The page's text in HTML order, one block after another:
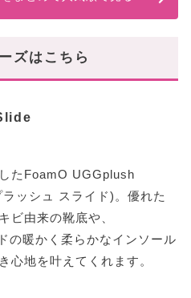
ズはこちら
たFoamO UGGplush
ッシュ スライド)。優れた
ビ由来の靴底や、
暖かく柔らかなインソール
心地を叶えてくれます。